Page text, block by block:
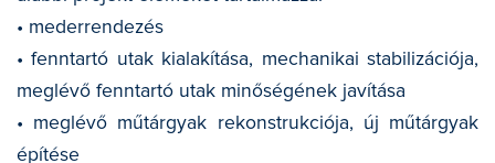
• mederrendezés
• fenntartó utak kialakítása, mechanikai stabilizációja,
meglévő fenntartó utak minőségének javítása
• meglévő műtárgyak rekonstrukciója, új műtárgyak
építése